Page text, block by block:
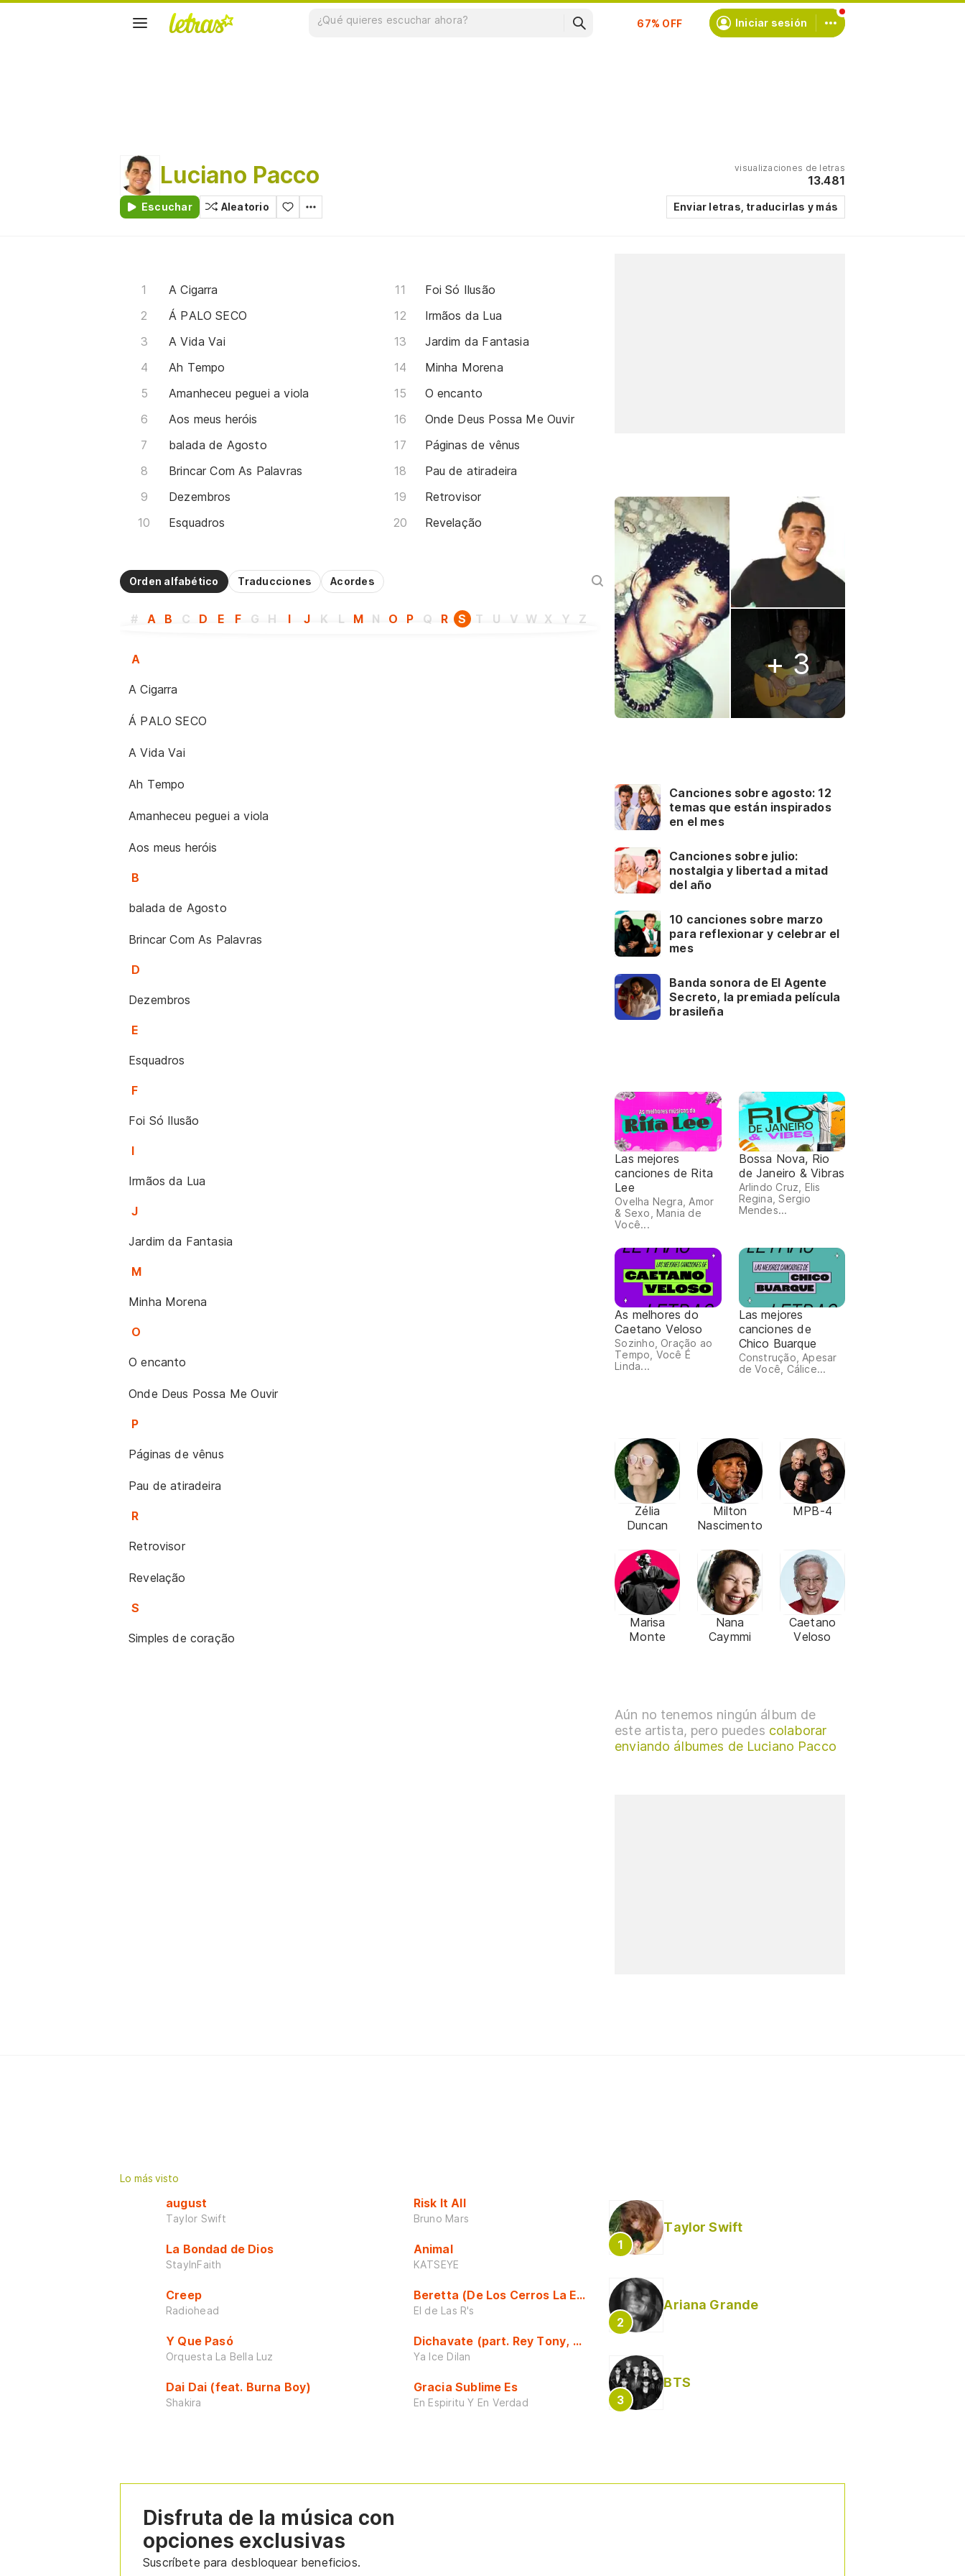
Suscríbete Iniciar sesión
Luciano Pacco
Escuchar Aleatorio
visualizaciones de letras
13.481
Enviar letras, traducirlas y más
A Cigarra
Á PALO SECO
A Vida Vai
Ah Tempo
Amanheceu peguei a viola
Aos meus heróis
balada de Agosto
Brincar Com As Palavras
Dezembros
Esquadros
Foi Só Ilusão
Irmãos da Lua
Jardim da Fantasia
Minha Morena
O encanto
Onde Deus Possa Me Ouvir
Páginas de vênus
Pau de atiradeira
Retrovisor
Revelação
Orden alfabético Traducciones Acordes
# A B C D E F G H I J K L M N O P Q R S T U V W X Y Z
A
A Cigarra
Á PALO SECO
A Vida Vai
Ah Tempo
Amanheceu peguei a viola
Aos meus heróis
B
balada de Agosto
Brincar Com As Palavras
D
Dezembros
E
Esquadros
F
Foi Só Ilusão
I
Irmãos da Lua
J
Jardim da Fantasia
M
Minha Morena
O
O encanto
Onde Deus Possa Me Ouvir
P
Páginas de vênus
Pau de atiradeira
R
Retrovisor
Revelação
S
Simples de coração
+ 3
Canciones sobre agosto: 12
temas que están inspirados
en el mes
Canciones sobre julio:
nostalgia y libertad a mitad
del año
10 canciones sobre marzo
para reflexionar y celebrar el
mes
Banda sonora de El Agente
Secreto, la premiada película
brasileña
Las mejores
canciones de Rita
Lee
Ovelha Negra, Amor
& Sexo, Mania de
Você...
Bossa Nova, Rio
de Janeiro & Vibras
Arlindo Cruz, Elis
Regina, Sergio
Mendes...
As melhores do
Caetano Veloso
Sozinho, Oração ao
Tempo, Você É
Linda...
Las mejores
canciones de
Chico Buarque
Construção, Apesar
de Você, Cálice...
Zélia
Duncan
Milton
Nascimento
MPB-4
Marisa
Monte
Nana
Caymmi
Caetano
Veloso
Aún no tenemos ningún álbum de
este artista, pero puedes colaborar
enviando álbumes de Luciano Pacco
Lo más visto
august
Taylor Swift
La Bondad de Dios
StayInFaith
Creep
Radiohead
Y Que Pasó
Orquesta La Bella Luz
Dai Dai (feat. Burna Boy)
Shakira
Risk It All
Bruno Mars
Animal
KATSEYE
Beretta (De Los Cerros La Escuela)
El de Las R's
Dichavate (part. Rey Tony, Dj Honda y Helabusador) [explícita]
Ya Ice Dilan
Gracia Sublime Es
En Espiritu Y En Verdad
Taylor Swift
Ariana Grande
BTS
Disfruta de la música con
opciones exclusivas
Suscríbete para desbloquear beneficios.